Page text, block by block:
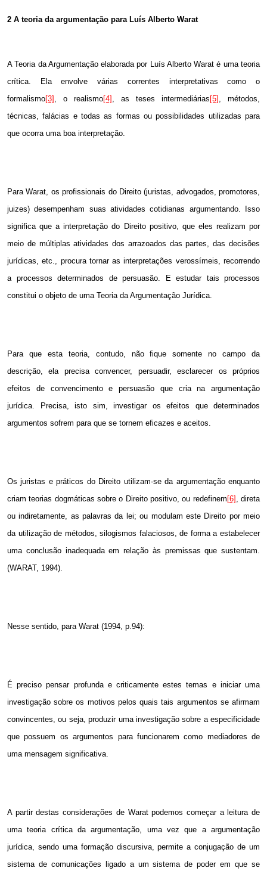
2 A teoria da argumentação para Luís Alberto Warat
A Teoria da Argumentação elaborada por Luís Alberto Warat é uma teoria
crítica. Ela envolve várias correntes interpretativas como o
formalismo[3] , o realismo[4] , as teses intermediárias [5]
, métodos,
técnicas, falácias e todas as formas ou possibilidades utilizadas para
que ocorra uma boa interpretação.
Para Warat, os profissionais do Direito (juristas, advogados, promotores,
juizes) desempenham suas atividades cotidianas argumentando. Isso
significa que a interpretação do Direito positivo, que eles realizam por
meio de múltiplas atividades dos arrazoados das partes, das decisões
jurídicas, etc., procura tornar as interpretações verossímeis, recorrendo
a processos determinados de persuasão. E estudar tais processos
constitui o objeto de uma Teoria da Argumentação Jurídica.
Para que esta teoria, contudo, não fique somente no campo da
descrição, ela precisa convencer, persuadir, esclarecer os próprios
efeitos de convencimento e persuasão que cria na argumentação
jurídica. Precisa, isto sim, investigar os efeitos que determinados
argumentos sofrem para que se tornem eficazes e aceitos.
Os juristas e práticos do Direito utilizam-se da argumentação enquanto
criam teorias dogmáticas sobre o Direito positivo, ou redefinem [6]
, direta
ou indiretamente, as palavras da lei; ou modulam este Direito por meio
da utilização de métodos, silogismos falaciosos, de forma a estabelecer
uma conclusão inadequada em relação às premissas que sustentam.
(WARAT, 1994).
Nesse sentido, para Warat (1994, p.94):
É preciso pensar profunda e criticamente estes temas e iniciar uma
investigação sobre os motivos pelos quais tais argumentos se afirmam
convincentes, ou seja, produzir uma investigação sobre a especificidade
que possuem os argumentos para funcionarem como mediadores de
uma mensagem significativa.
A partir destas considerações de Warat podemos começar a leitura de
uma teoria crítica da argumentação, uma vez que a argumentação
jurídica, sendo uma formação discursiva, permite a conjugação de um
sistema de comunicações ligado a um sistema de poder em que se